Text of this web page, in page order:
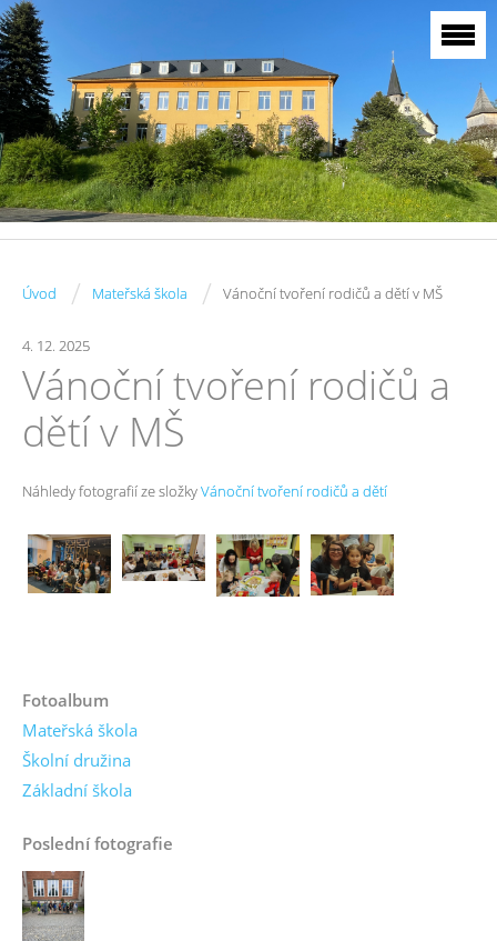
Úvod / Mateřská škola / Vánoční tvoření rodičů a dětí v MŠ
4. 12. 2025
Vánoční tvoření rodičů a
dětí v MŠ
Náhledy fotografií ze složkyVánoční tvoření rodičů a dětí
Fotoalbum
Mateřská škola
Školní družina
Základní škola
Poslední fotografie